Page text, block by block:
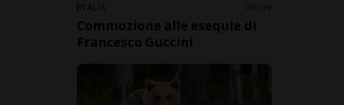
ITALIA 6 ore
Commozione alle esequie di
Francesco Guccini